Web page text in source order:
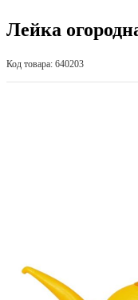
Лейка
Код товара: 640203